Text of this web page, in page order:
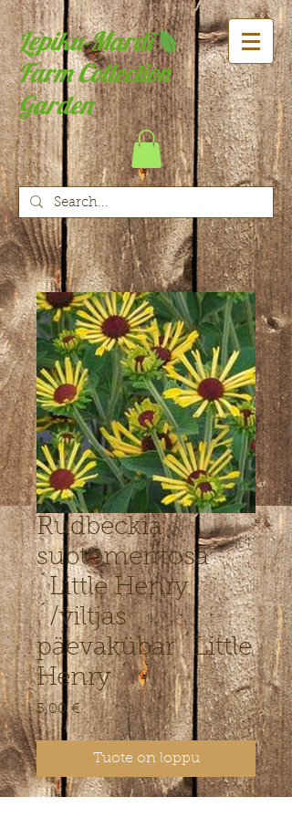
Lepiku-Mardi
Farm Collection
Garden
Rudbeckia
subtomentosa
´Little Henry
´/viltjas
päevakübar ´Little
Henry ´
5,00 €Hinta
Tuote on loppu